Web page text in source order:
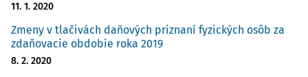
11. 1. 2020
Zmeny v tlačivách daňových priznaní fyzických osôb za
zdaňovacie obdobie roka 2019
8. 2. 2020